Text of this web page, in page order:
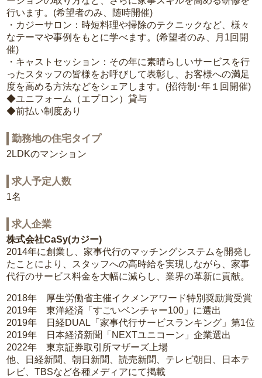
行います。(希望者のみ、随時開催)
・カジーサロン：時短料理や掃除のテクニックなど、様々
なテーマや事例をもとに学べます。(希望者のみ、月1回開
催)
・キャストセッション：その年に素晴らしいサービスを行
ったスタッフの皆様をお呼びして表彰し、お客様への満足
度を高める方法などをシェアします。(招待制･年１回開催)
◆ユニフォーム（エプロン）貸与
◆前払い制度あり
勤務地の住宅タイプ
2LDKのマンション
求人予定人数
1名
求人企業
株式会社CaSy(カジー)
2014年に創業し、家事代行のマッチングシステムを開発し
たことにより、スタッフへの高時給を実現しながら、家事
代行のサービス料金を大幅に減らし、業界の革新に貢献。
2018年 厚生労働省主催イクメンアワード特別奨励賞受賞
2019年 東洋経済「すごいベンチャー100」に選出
2019年 日経DUAL「家事代行サービスランキング」第1位
2019年 日本経済新聞「NEXTユニコーン」企業選出
2022年 東京証券取引所マザーズ上場
他、日経新聞、朝日新聞、読売新聞、テレビ朝日、日本テ
レビ、TBSなど各種メディアにて掲載